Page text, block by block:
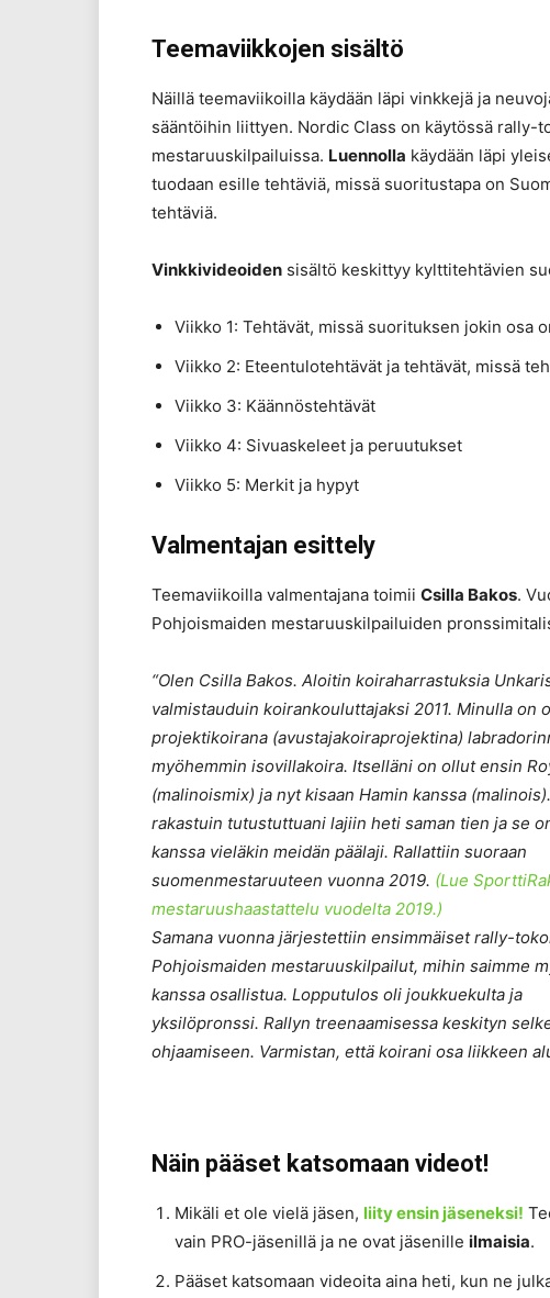
Teemaviikkojen sisältö
Näillä teemaviikoilla käydään läpi vinkkejä ja
sääntöihin liittyen. Nordic Class on käytössä rally-
mestaruuskilpailuissa. Luennolla käydään läpi
tuodaan esille tehtäviä, missä suoritustapa on
tehtäviä.
Vinkkivideoiden sisältö keskittyy kylttitehtävien
Viikko 1: Tehtävät, missä suorituksen jokin osa
Viikko 2: Eteentulotehtävät ja tehtävät, missä
Viikko 3: Käännöstehtävät
Viikko 4: Sivuaskeleet ja peruutukset
Viikko 5: Merkit ja hypyt
Valmentajan esittely
Teemaviikoilla valmentajana toimii Csilla Bakos.
Pohjoismaiden mestaruuskilpailuiden
“Olen Csilla Bakos. Aloitin koiraharrastuksia
valmistauduin koirankouluttajaksi 2011. Minulla on
projektikoirana (avustajakoiraprojektina)
myöhemmin isovillakoira. Itselläni on ollut ensin
(malinoismix) ja nyt kisaan Hamin kanssa
rakastuin tutustuttuani lajiin heti saman tien ja se
kanssa vieläkin meidän päälaji. Rallattiin suoraan
suomenmestaruuteen vuonna 2019. (Lue
mestaruushaastattelu vuodelta 2019.)
Samana vuonna järjestettiin ensimmäiset rally-
Pohjoismaiden mestaruuskilpailut, mihin saimme
kanssa osallistua. Lopputulos oli joukkuekulta ja
yksilöpronssi. Rallyn treenaamisessa keskityn
ohjaamiseen. Varmistan, että koirani osa liikkeen
Näin pääset katsomaan videot!
Mikäli et ole vielä jäsen, liity ensin jäseneksi!
vain PRO-jäsenillä ja ne ovat jäsenille ilmaisia.
Pääset katsomaan videoita aina heti, kun ne